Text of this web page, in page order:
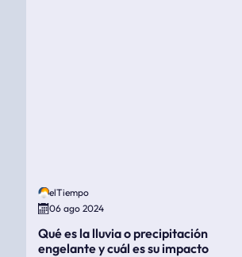
elTiempo
06 ago 2024
Qué es la lluvia o precipitación
engelante y cuál es su impacto